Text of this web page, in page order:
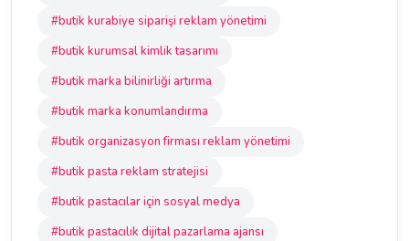
#butik kurabiye siparişi reklam yönetimi
#butik kurumsal kimlik tasarımı
#butik marka bilinirliği artırma
#butik marka konumlandırma
#butik organizasyon firması reklam yönetimi
#butik pasta reklam stratejisi
#butik pastacılar için sosyal medya
#butik pastacılık dijital pazarlama ajansı